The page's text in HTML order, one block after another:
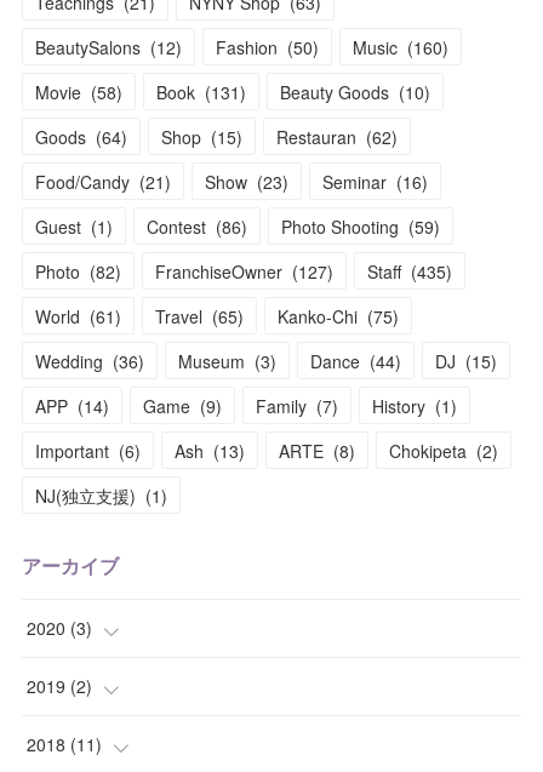
BeautySalons (12) Fashion (50) Music (160)
Movie (58) Book (131) Beauty Goods (10)
Goods (64) Shop (15) Restauran (62)
Food/Candy (21) Show (23) Seminar (16)
Guest (1) Contest (86) Photo Shooting (59)
Photo (82) FranchiseOwner (127) Staff (435)
World (61) Travel (65) Kanko-Chi (75)
Wedding (36) Museum (3) Dance (44) DJ (15)
APP (14) Game (9) Family (7) History (1)
Important (6) Ash (13) ARTE (8) Chokipeta (2)
NJ(独立支援) (1)
アーカイブ
2020 (3)
(1
( 1)
2019 (2)
( 1)
2018 (11)